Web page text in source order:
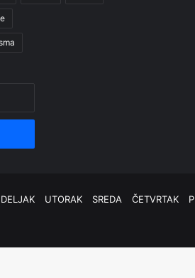
UTORAK SREDA ČETVRTAK